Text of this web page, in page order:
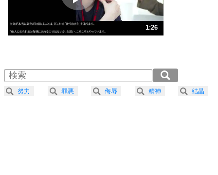
ストレス対策
人生、なんとかなるもの。
気楽に生きる30の方法
4 器の大きい人は、怒りを優しさで表現する。
プラス思考
1:26
2.0倍速 （170KB 43秒）
2.5倍速 （136KB 34秒）
3.0倍速 （113KB 28秒）
努力 罪悪 侮辱 精神 結晶